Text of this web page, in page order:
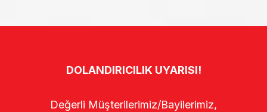
DOLANDIRICILIK UYARISI!
Değerli Müşterilerimiz/Bayilerimiz,